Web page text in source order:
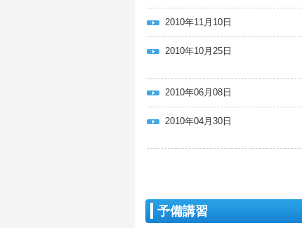
2010年11月10日
2010年10月25日
2010年06月08日
2010年04月30日
予備講習